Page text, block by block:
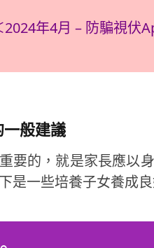
2024年4月 – 防騙視伏
般建議
要的，就是家長應以
是一些培養子女養成